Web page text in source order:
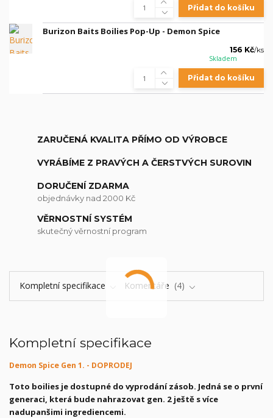
Přidat do košíku
Burizon Baits Boilies Pop-Up - Demon Spice
156 Kč/ks
Skladem
Přidat do košíku
ZARUČENÁ KVALITA PŘÍMO OD VÝROBCE
VYRÁBÍME Z PRAVÝCH A ČERSTVÝCH SUROVIN
DORUČENÍ ZDARMA
objednávky nad 2000 Kč
VĚRNOSTNÍ SYSTÉM
skutečný věrnostní program
Kompletní specifikace Komentáře 4
Kompletní specifikace
Demon Spice Gen 1. - DOPRODEJ
Toto boilies je dostupné do vyprodání zásob. Jedná se o první
generaci, která bude nahrazovat gen. 2 ještě s více
nadupanšimi ingrediencemi.